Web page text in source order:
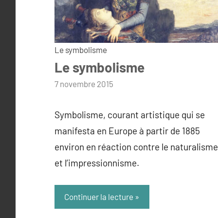
Le symbolisme
Le symbolisme
par
7 novembre 2015
Symbolisme, courant artistique qui se
manifesta en Europe à partir de 1885
environ en réaction contre le naturalisme
et l’impressionnisme.
Continuer la lecture